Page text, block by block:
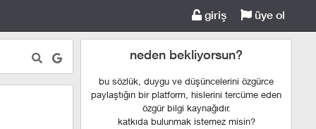
giriş üye ol
neden bekliyorsun?
bu sözlük, duygu ve düşüncelerini özgürce
paylaştığın bir platform, hislerini tercüme eden
özgür bilgi kaynağıdır.
katkıda bulunmak istemez misin?